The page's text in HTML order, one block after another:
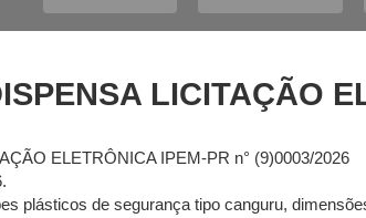
LICITAÇÃO
ELETRÔNICA IPEM-PR n° (9)0003/2026
plásticos de segurança tipo canguru,